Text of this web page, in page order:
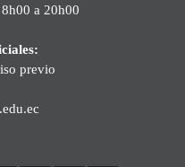
a 20h00
previo